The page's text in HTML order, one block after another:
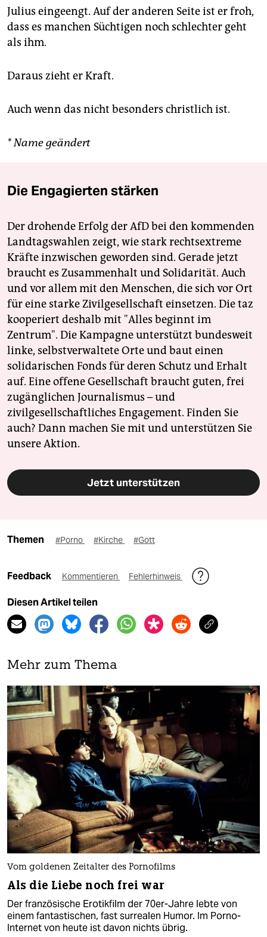
Julius eingeengt. Auf der anderen Seite ist er froh,
dass es manchen Süchtigen noch schlechter geht
als ihm.
Daraus zieht er Kraft.
Auch wenn das nicht besonders christlich ist.
* Name geändert
Die Engagierten stärken
Der drohende Erfolg der AfD bei den kommenden
Landtagswahlen zeigt, wie stark rechtsextreme
Kräfte inzwischen geworden sind. Gerade jetzt
braucht es Zusammenhalt und Solidarität. Auch
und vor allem mit den Menschen, die sich vor Ort
für eine starke Zivilgesellschaft einsetzen. Die taz
kooperiert deshalb mit "Alles beginnt im
Zentrum". Die Kampagne unterstützt bundesweit
linke, selbstverwaltete Orte und baut einen
solidarischen Fonds für deren Schutz und Erhalt
auf. Eine offene Gesellschaft braucht guten, frei
zugänglichen Journalismus – und
zivilgesellschaftliches Engagement. Finden Sie
auch? Dann machen Sie mit und unterstützen Sie
unsere Aktion.
Jetzt unterstützen
Themen #Porno #Kirche #Gott
Feedback Kommentieren Fehlerhinweis
Diesen Artikel teilen
Mehr zum Thema
Vom goldenen Zeitalter des Pornofilms
Als die Liebe noch frei war
Der französische Erotikfilm der 70er-Jahre lebte von
einem fantastischen, fast surrealen Humor. Im Porno-
Internet von heute ist davon nichts übrig.